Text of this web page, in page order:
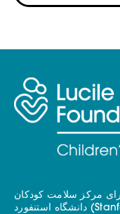
مرکز سلامت کودکان
دانشگاه استنفورد (Stanford Medicine Children's Health) - با